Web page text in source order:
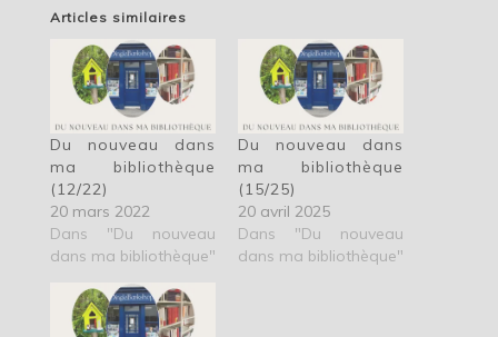
Articles similaires
Du nouveau dans
ma bibliothèque
(12/22)
20 mars 2022
Dans "Du nouveau
dans ma bibliothèque"
Du nouveau dans
ma bibliothèque
(15/25)
20 avril 2025
Dans "Du nouveau
dans ma bibliothèque"